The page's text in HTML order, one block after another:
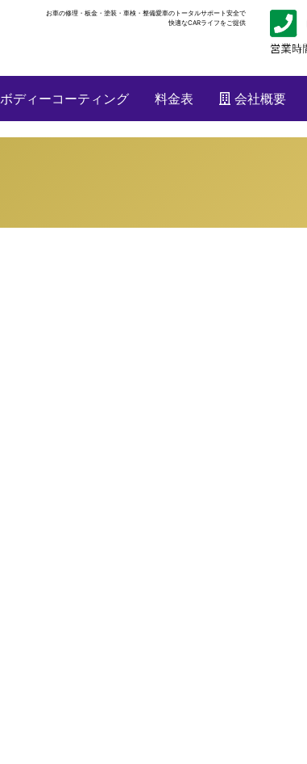
お車の修理・板金・塗装・車検・整備愛車のトータルサポート安全で
快適なCARライフをご提供
ボディーコーティング 料金表 会社概要